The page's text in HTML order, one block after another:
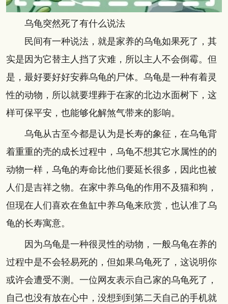
乌龟突然死了有什么说法
民间有一种说法，就是家养的乌龟如果死了，其
实是因为它替主人挡了灾难，所以主人不会倒霉。但
是，最好要好好安葬乌龟的尸体。乌龟是一种有着灵
性的动物，所以就要埋葬于在家的北边水面树下，这
样可保平安，也能够化解煞气带来的影响。
乌龟从古至今都是认为是长寿的象征，在乌龟背
着重重的壳的成长过程中，乌龟不想其它水属性的的
动物一样，乌龟的寿命比他们要延长很多，因此也被
人们是吉祥之物。在家中养乌龟的作用不及猫和狗，
但现在人们喜欢在鱼缸中养乌龟来欣赏，也认准了乌
龟的长寿寓意。
因为乌龟是一种很灵性的动物，一般乌龟在养的
过程中是不会轻易死的，但如果乌龟死了，这说明你
或许会遭受不测。一位网友表示自己家的乌龟死了，
自己也没有放在心中，没想到到第二天自己的手机就